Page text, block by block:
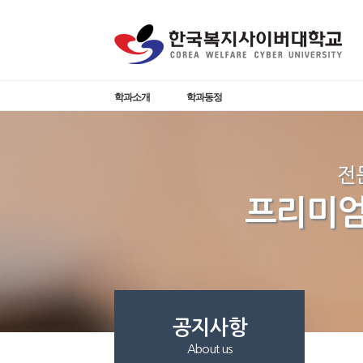
학과소개 학과동정
전
프리미
공지사항
About us